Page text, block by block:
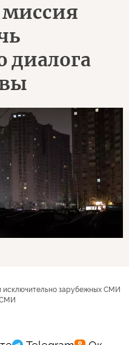
зарубежных СМИ